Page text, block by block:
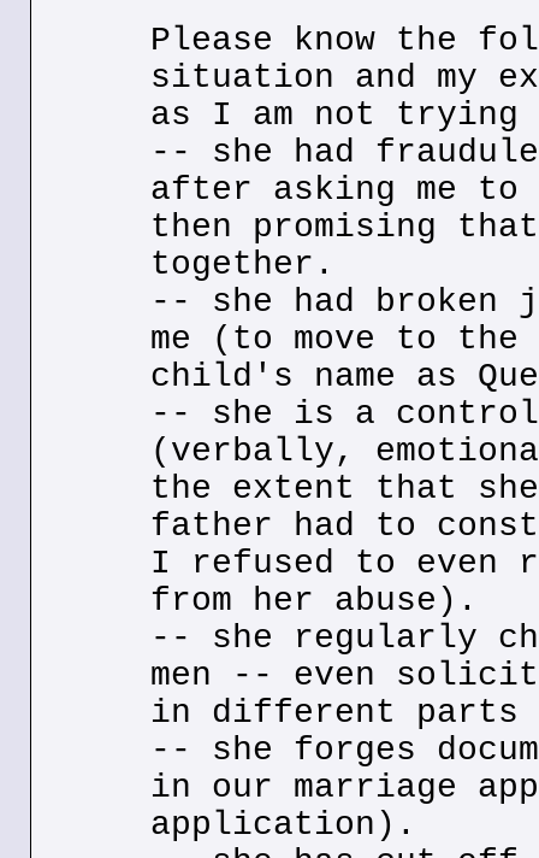
Please know the
situation and my
as I am not
-- she had
after asking me
then promising
together.
-- she had broken
me (to move to the
child's name as
-- she is a
(verbally,
the extent that
father had to
I refused to even
from her abuse).
-- she regularly
men -- even
in different parts
-- she forges
in our marriage
application).